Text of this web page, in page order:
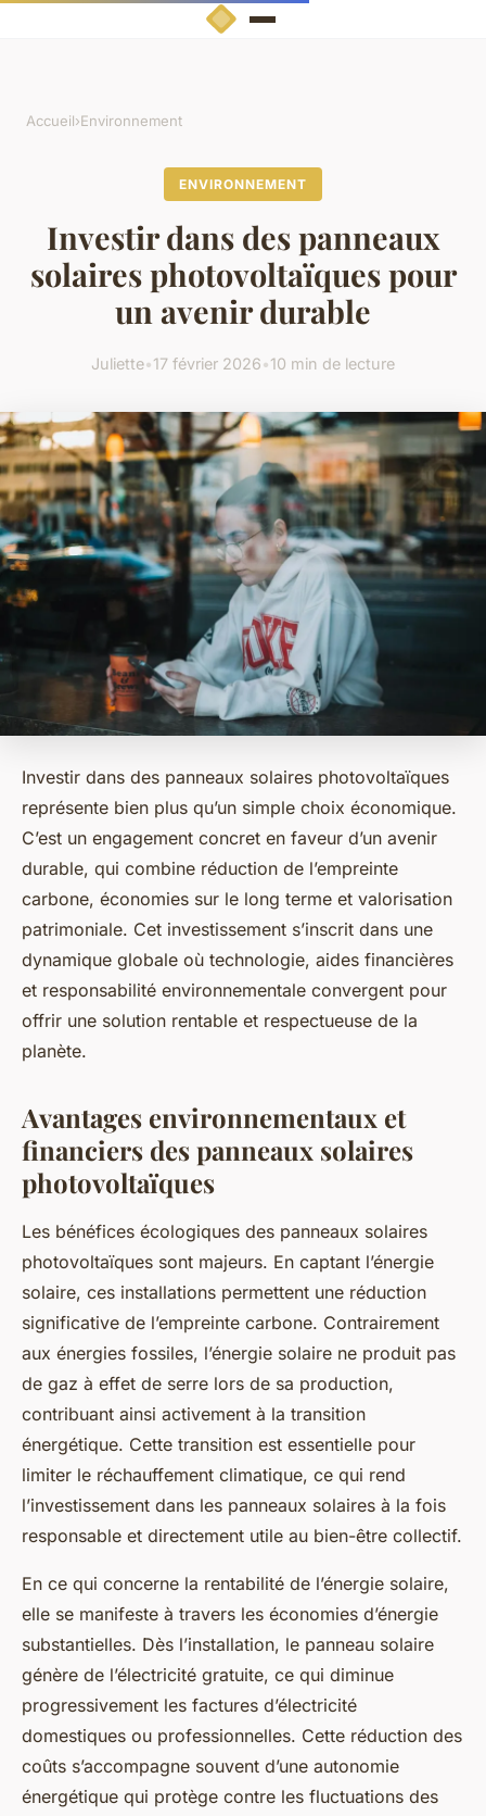
Accueil›Environnement
ENVIRONNEMENT
Investir dans des panneaux
solaires photovoltaïques pour
un avenir durable
Juliette•17 février 2026•10 min de lecture
Investir dans des panneaux solaires photovoltaïques
représente bien plus qu’un simple choix économique.
C’est un engagement concret en faveur d’un avenir
durable, qui combine réduction de l’empreinte
carbone, économies sur le long terme et valorisation
patrimoniale. Cet investissement s’inscrit dans une
dynamique globale où technologie, aides financières
et responsabilité environnementale convergent pour
offrir une solution rentable et respectueuse de la
planète.
Avantages environnementaux et
financiers des panneaux solaires
photovoltaïques
Les bénéfices écologiques des panneaux solaires
photovoltaïques sont majeurs. En captant l’énergie
solaire, ces installations permettent une réduction
significative de l’empreinte carbone. Contrairement
aux énergies fossiles, l’énergie solaire ne produit pas
de gaz à effet de serre lors de sa production,
contribuant ainsi activement à la transition
énergétique. Cette transition est essentielle pour
limiter le réchauffement climatique, ce qui rend
l’investissement dans les panneaux solaires à la fois
responsable et directement utile au bien-être collectif.
En ce qui concerne la rentabilité de l’énergie solaire,
elle se manifeste à travers les économies d’énergie
substantielles. Dès l’installation, le panneau solaire
génère de l’électricité gratuite, ce qui diminue
progressivement les factures d’électricité
domestiques ou professionnelles. Cette réduction des
coûts s’accompagne souvent d’une autonomie
énergétique qui protège contre les fluctuations des